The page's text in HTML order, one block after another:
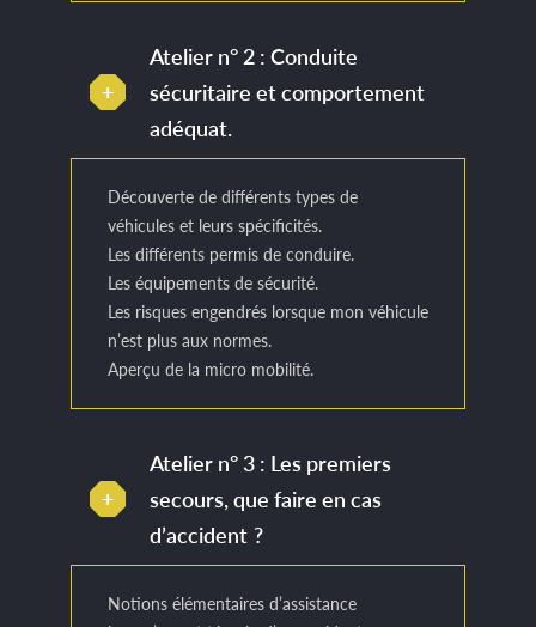
Atelier n° 2 : Conduite
sécuritaire et comportement
adéquat.
Découverte de différents types de
véhicules et leurs spécificités.
Les différents permis de conduire.
Les équipements de sécurité.
Les risques engendrés lorsque mon véhicule
n’est plus aux normes.
Aperçu de la micro mobilité.
Atelier n° 3 : Les premiers
secours, que faire en cas
d’accident ?
Notions élémentaires d’assistance